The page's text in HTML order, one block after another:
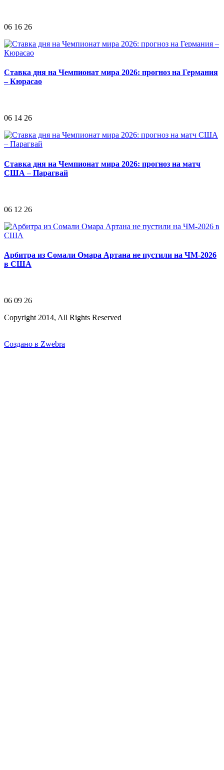
06 16 26
Ставка дня на Чемпионат мира 2026: прогноз на Германия
– Кюрасао
06 14 26
Ставка дня на Чемпионат мира 2026: прогноз на матч
США – Парагвай
06 12 26
Арбитра из Сомали Омара Артана не пустили на ЧМ-2026
в США
06 09 26
Copyright 2014, All Rights Reserved
Создано в Zwebra